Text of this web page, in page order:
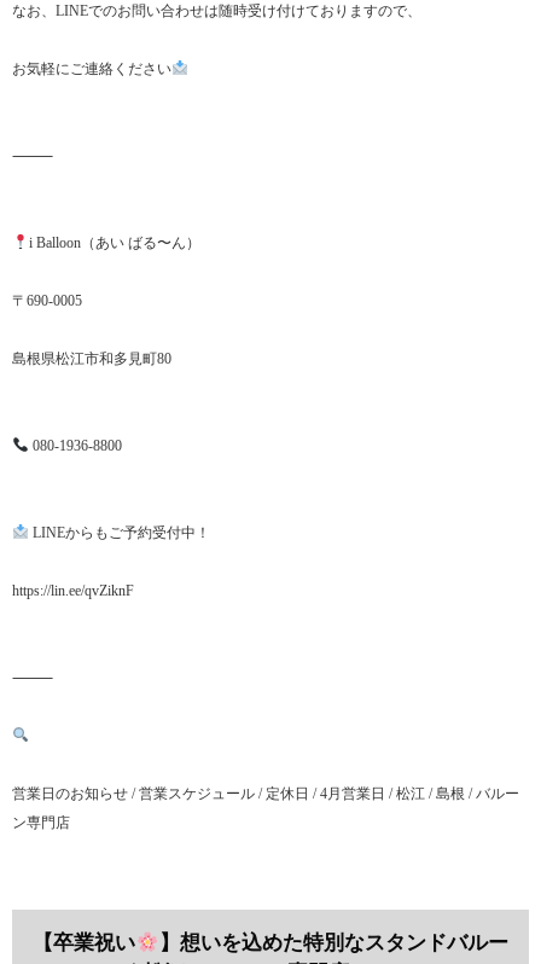
なお、LINEでのお問い合わせは随時受け付けておりますので、
お気軽にご連絡ください
⸻
i Balloon（あい ばる〜ん）
〒690-0005
島根県松江市和多見町80
080-1936-8800
LINEからもご予約受付中！
https://lin.ee/qvZiknF
⸻
営業日のお知らせ / 営業スケジュール / 定休日 / 4月営業日 / 松江 / 島根 / バルー
ン専門店
【卒業祝い
】想いを込めた特別なスタンドバルー